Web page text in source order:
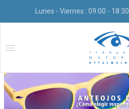
Lunes - Viernes : 09:00 - 18:30